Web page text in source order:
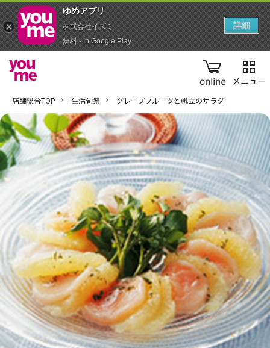
online
店舗総合TOP 生活旬祭 グレープフルーツと帆立のサラダ
ゆめアプ‪リ‬
株式会社イズミ
無料 - In Google Play
詳細